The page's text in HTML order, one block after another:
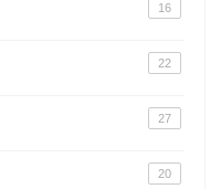
16
22
27
20